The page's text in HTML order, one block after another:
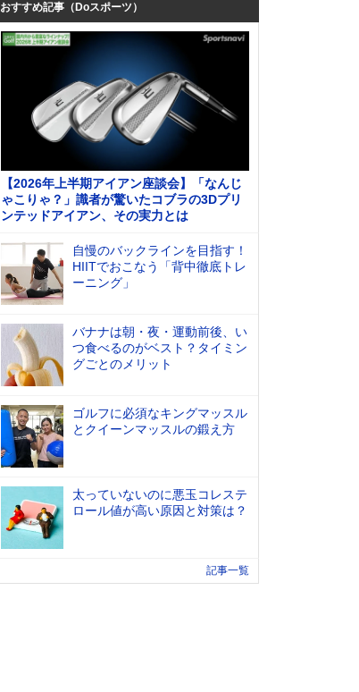
おすすめ記事（Doスポーツ）
【2026年上半期アイアン座談会】「なんじ
ゃこりゃ？」識者が驚いたコブラの3Dプリ
ンテッドアイアン、その実力とは
自慢のバックラインを目指す！
HIITでおこなう「背中徹底トレ
ーニング」
バナナは朝・夜・運動前後、い
つ食べるのがベスト？タイミン
グごとのメリット
ゴルフに必須なキングマッスル
とクイーンマッスルの鍛え方
太っていないのに悪玉コレステ
ロール値が高い原因と対策は？
記事一覧